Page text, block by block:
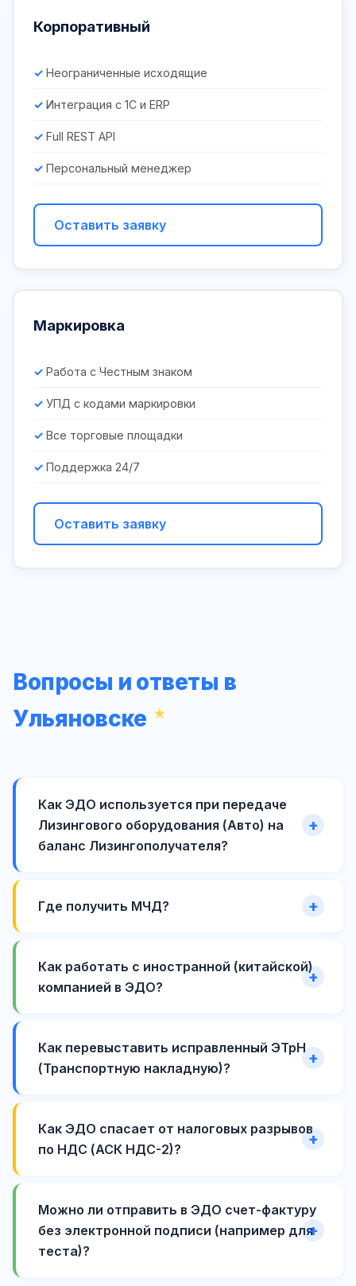
Корпоративный
Неограниченные исходящие
Интеграция с 1С и ERP
Full REST API
Персональный менеджер
Оставить заявку
Маркировка
Работа с Честным знаком
УПД с кодами маркировки
Все торговые площадки
Поддержка 24/7
Оставить заявку
Вопросы и ответы в
Ульяновске
Как ЭДО используется при передаче
Лизингового оборудования (Авто) на
баланс Лизингополучателя?
Где получить МЧД?
Как работать с иностранной (китайской)
компанией в ЭДО?
Как перевыставить исправленный ЭТрН
(Транспортную накладную)?
Как ЭДО спасает от налоговых разрывов
по НДС (АСК НДС-2)?
Можно ли отправить в ЭДО счет-фактуру
без электронной подписи (например для
теста)?